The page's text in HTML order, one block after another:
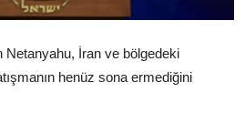
Netanyahu, İran ve bölgedeki
henüz sona ermediğini